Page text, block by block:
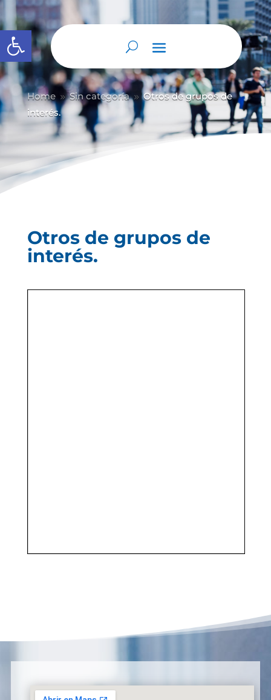
Abrir barra de herramientas
Home 9 Sin categoría 9 Otros de grupos de
interés.
Otros de grupos de
interés.